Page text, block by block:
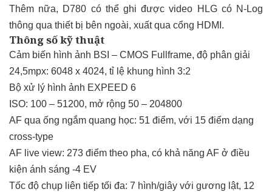
Thêm nữa, D780 có thể ghi được video HLG có N-Log
thông qua thiết bị bên ngoài, xuất qua cổng HDMI.
Thông số kỹ thuật
Cảm biến hình ảnh BSI – CMOS Fullframe, độ phân giải
24,5mpx: 6048 x 4024, tỉ lệ khung hình 3:2
Bộ xử lý hình ảnh EXPEED 6
ISO: 100 – 51200, mở rộng 50 – 204800
AF qua ống ngắm quang học: 51 điểm, với 15 điểm dạng
cross-type
AF live view: 273 điểm theo pha, có khả năng AF ở điều
kiện ánh sáng -4 EV
Tốc độ chụp liên tiếp tối đa: 7 hình/giây với gương lật, 12